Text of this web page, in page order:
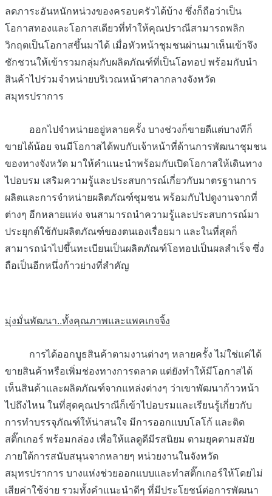
ลดภาระอันหนักหน่วงของครอบครัวได้บ้าง ซึ่งก็ถือว่าเป็น
โอกาสทองและโอกาสเดียวที่ทำให้คุณปราณีสามารถพลิก
วิกฤตเป็นโอกาสขึ้นมาได้ เมื่อหัวหน้าชุมชนผ่านมาเห็นเข้าจึง
ชักชวนให้เข้ารวมกลุ่มกับผลิตภัณฑ์ที่เป็นโอทอป พร้อมกับนำ
สินค้าไปร่วมจำหน่ายบริเวณหน้าศาลากลางจังหวัด
สมุทรปราการ
ออกไปจำหน่ายอยู่หลายครั้ง บางช่วงก็ขายดีแต่บางทีก็
ขายได้น้อย จนมีโอกาสได้พบกับเจ้าหน้าที่ด้านการพัฒนาชุมชน
ของทางจังหวัด มาให้คำแนะนำพร้อมกับเปิดโอกาสให้เดินทาง
ไปอบรม เสริมความรู้และประสบการณ์เกี่ยวกับมาตรฐานการ
ผลิตและการจำหน่ายผลิตภัณฑ์ชุมชน พร้อมกับไปดูงานจากที่
ต่างๆ อีกหลายแห่ง จนสามารถนำความรู้และประสบการณ์มา
ประยุกต์ใช้กับผลิตภัณฑ์ของตนเองเรื่อยมา และในที่สุดก็
สามารถนำไปขึ้นทะเบียนเป็นผลิตภัณฑ์โอทอปเป็นผลสำเร็จ ซึ่ง
ถือเป็นอีกหนึ่งก้าวย่างที่สำคัญ
มุ่งมั่นพัฒนา..ทั้งคุณภาพและแพคเกจจิ้ง
การได้ออกบูธสินค้าตามงานต่างๆ หลายครั้ง ไม่ใช่แค่ได้
ขายสินค้าหรือเพิ่มช่องทางการตลาด แต่ยังทำให้มีโอกาสได้
เห็นสินค้าและผลิตภัณฑ์จากแหล่งต่างๆ ว่าเขาพัฒนาก้าวหน้า
ไปถึงไหน ในที่สุดคุณปราณีก็เข้าไปอบรมและเรียนรู้เกี่ยวกับ
การทำบรรจุภัณฑ์ให้น่าสนใจ มีการออกแบบโลโก้ และติด
สติ๊กเกอร์ พร้อมกล่อง เพื่อให้แลดูดีมีรสนิยม ตามยุคตามสมัย
ภายใต้การสนับสนุนจากหลายๆ หน่วยงานในจังหวัด
สมุทรปราการ บางแห่งช่วยออกแบบและทำสติ๊กเกอร์ให้โดยไม่
เสียค่าใช้จ่าย รวมทั้งคำแนะนำดีๆ ที่มีประโยชน์ต่อการพัฒนา